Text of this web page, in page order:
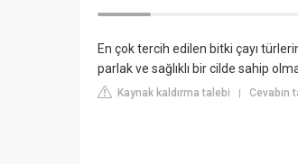
En çok tercih edilen bitki çayı
parlak ve sağlıklı bir cilde sahip
Kaynak kaldırma talebi | Cevabın